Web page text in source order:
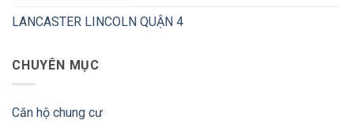
LANCASTER LINCOLN QUẬN 4
CHUYÊN MỤC
Căn hộ chung cư